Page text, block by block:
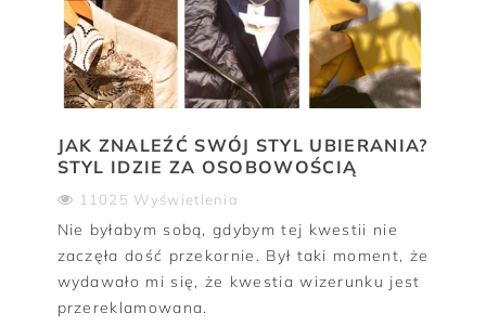
JAK ZNALEŹĆ SWÓJ STYL UBIERANIA?
STYL IDZIE ZA OSOBOWOŚCIĄ
11025 Wyświetlenia
Nie byłabym sobą, gdybym tej kwestii nie
zaczęła dość przekornie. Był taki moment, że
wydawało mi się, że kwestia wizerunku jest
przereklamowana.